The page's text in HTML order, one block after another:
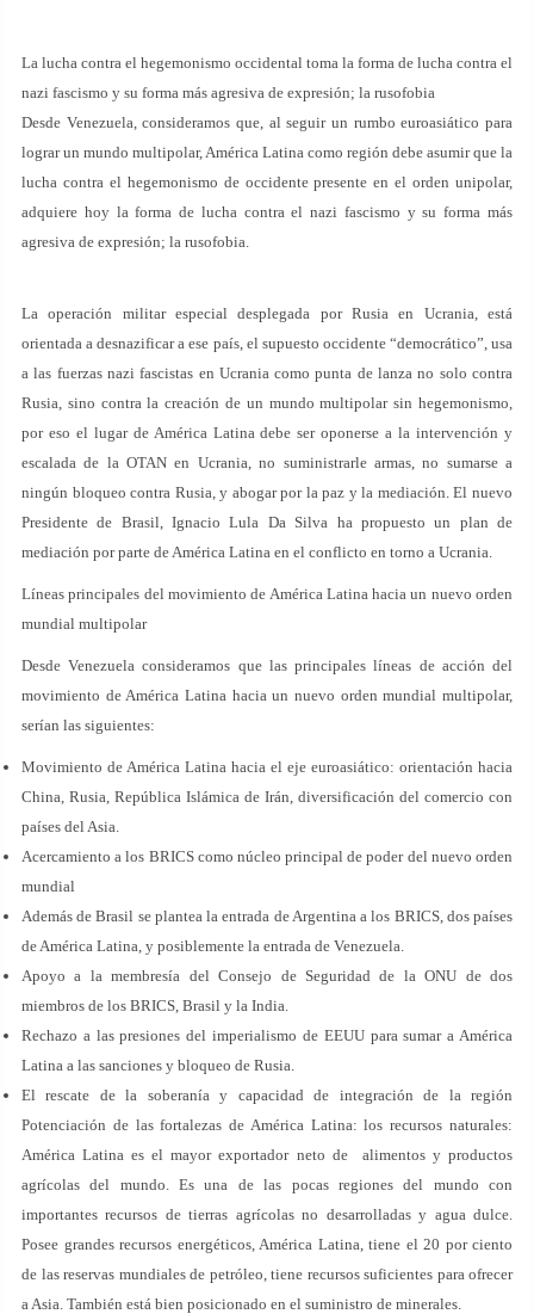
La lucha contra el hegemonismo occidental toma la forma de lucha contra el
nazi fascismo y su forma más agresiva de expresión; la rusofobia
Desde Venezuela, consideramos que, al seguir un rumbo euroasiático para
lograr un mundo multipolar, América Latina como región debe asumir que la
lucha contra el hegemonismo de occidente presente en el orden unipolar,
adquiere hoy la forma de lucha contra el nazi fascismo y su forma más
agresiva de expresión; la rusofobia.
La operación militar especial desplegada por Rusia en Ucrania, está
orientada a desnazificar a ese país, el supuesto occidente “democrático”, usa
a las fuerzas nazi fascistas en Ucrania como punta de lanza no solo contra
Rusia, sino contra la creación de un mundo multipolar sin hegemonismo,
por eso el lugar de América Latina debe ser oponerse a la intervención y
escalada de la OTAN en Ucrania, no suministrarle armas, no sumarse a
ningún bloqueo contra Rusia, y abogar por la paz y la mediación. El nuevo
Presidente de Brasil, Ignacio Lula Da Silva ha propuesto un plan de
mediación por parte de América Latina en el conflicto en torno a Ucrania.
Líneas principales del movimiento de América Latina hacia un nuevo orden
mundial multipolar
Desde Venezuela consideramos que las principales líneas de acción del
movimiento de América Latina hacia un nuevo orden mundial multipolar,
serían las siguientes:
Movimiento de América Latina hacia el eje euroasiático: orientación hacia
China, Rusia, República Islámica de Irán, diversificación del comercio con
países del Asia.
Acercamiento a los BRICS como núcleo principal de poder del nuevo orden
mundial
Además de Brasil se plantea la entrada de Argentina a los BRICS, dos países
de América Latina, y posiblemente la entrada de Venezuela.
Apoyo a la membresía del Consejo de Seguridad de la ONU de dos
miembros de los BRICS, Brasil y la India.
Rechazo a las presiones del imperialismo de EEUU para sumar a América
Latina a las sanciones y bloqueo de Rusia.
El rescate de la soberanía y capacidad de integración de la región
Potenciación de las fortalezas de América Latina: los recursos naturales:
América Latina es el mayor exportador neto de alimentos y productos
agrícolas del mundo. Es una de las pocas regiones del mundo con
importantes recursos de tierras agrícolas no desarrolladas y agua dulce.
Posee grandes recursos energéticos, América Latina, tiene el 20 por ciento
de las reservas mundiales de petróleo, tiene recursos suficientes para ofrecer
a Asia. También está bien posicionado en el suministro de minerales.